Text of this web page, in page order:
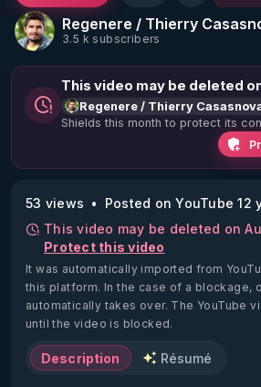
Regenere / Thierry
3.5 k subscribers
This video may be deleted
Regenere / Thierry
Shields this month to protect its
53 views
Posted on YouTube 12
This video may be deleted on
Protect this video
It was automatically imported from
this platform. In the case of a blockage,
automatically takes over. The YouTube
until the video is blocked.
Description Résumé